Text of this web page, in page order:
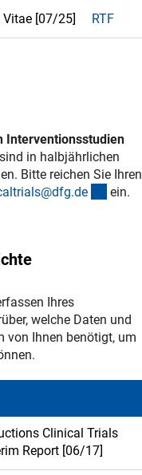
[07/25] RTF
Interventionsstudien
sind in halbjährlichen
Bitte reichen Sie Ihren
e ein.
Ihres
welche Daten und
von Ihnen benötigt, um
Clinical Trials
Report [06/17]